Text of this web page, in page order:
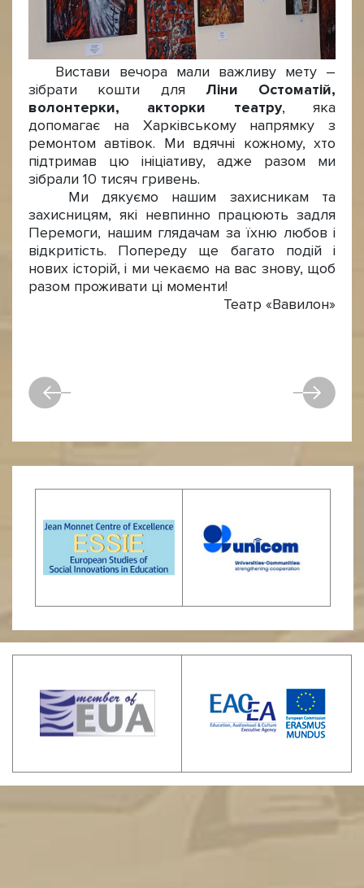
Вистави вечора мали важливу мету –
зібрати кошти для Ліни Остоматій,
волонтерки, акторки театру, яка
допомагає на Харківському напрямку з
ремонтом автівок. Ми вдячні кожному, хто
підтримав цю ініціативу, адже разом ми
зібрали 10 тисяч гривень.
Ми дякуємо нашим захисникам та
захисницям, які невпинно працюють задля
Перемоги, нашим глядачам за їхню любов і
відкритість. Попереду ще багато подій і
нових історій, і ми чекаємо на вас знову, щоб
разом проживати ці моменти!
Театр «Вавилон»